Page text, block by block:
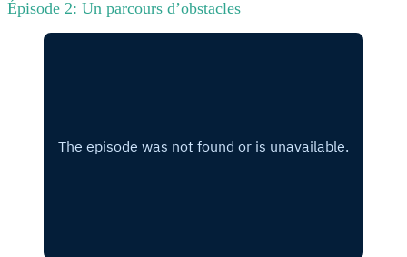
Épisode 2: Un parcours d’obstacles